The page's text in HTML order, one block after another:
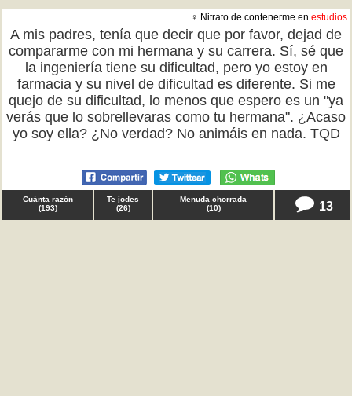
♀ Nitrato de contenerme en estudios
A mis padres, tenía que decir que por favor, dejad de
compararme con mi hermana y su carrera. Sí, sé que
la ingeniería tiene su dificultad, pero yo estoy en
farmacia y su nivel de dificultad es diferente. Si me
quejo de su dificultad, lo menos que espero es un "ya
verás que lo sobrellevaras como tu hermana". ¿Acaso
yo soy ella? ¿No verdad? No animáis en nada. TQD
Cuánta razón
(193)
Te jodes
(26)
Menuda chorrada
(10) 13